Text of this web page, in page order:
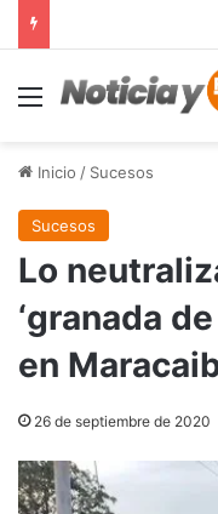
Menú
Inicio / Sucesos
Sucesos
Lo
‘granada
en
26 de septiembre de 2020